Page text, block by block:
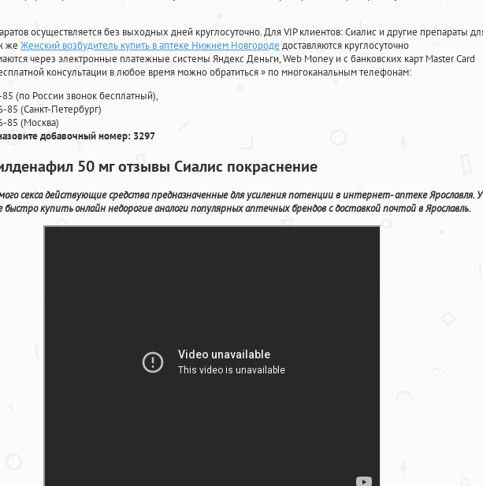
осуществляется без выходных дней круглосуточно. Для VIP клиентов: Сиалис и другие препараты
же Женский возбудитель купить в аптеке Нижнем Новгороде доставляются круглосуточно
через электронные платежные системы Яндекс Деньги, Web Money и с банковских карт Master Card
консультации в любое время можно обратиться» по многоканальным телефонам:
(по России звонок бесплатный),
85 (Санкт-Петербург)
85 (Москва)
добавочный номер: 3297
50 мг отзывы Сиалис покраснение
секса действующие средства предназначенные для усиления потенции в интернет- аптеке Ярославля. У
купить онлайн недорогие аналоги популярных аптечных брендов с доставкой почтой в Ярославль.